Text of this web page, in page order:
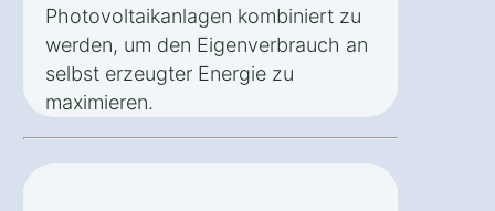
Photovoltaikanlagen kombiniert zu
werden, um den Eigenverbrauch an
selbst erzeugter Energie zu
maximieren.